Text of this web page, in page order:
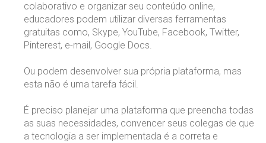
colaborativo e organizar seu conteúdo online,
educadores podem utilizar diversas ferramentas
gratuitas como, Skype, YouTube, Facebook, Twitter,
Pinterest, e-mail, Google Docs.
Ou podem desenvolver sua própria plataforma, mas
esta não é uma tarefa fácil.
É preciso planejar uma plataforma que preencha todas
as suas necessidades, convencer seus colegas de que
a tecnologia a ser implementada é a correta e